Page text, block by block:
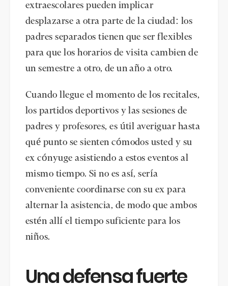
extraescolares pueden implicar
desplazarse a otra parte de la ciudad: los
padres separados tienen que ser flexibles
para que los horarios de visita cambien de
un semestre a otro, de un año a otro.
Cuando llegue el momento de los recitales,
los partidos deportivos y las sesiones de
padres y profesores, es útil averiguar hasta
qué punto se sienten cómodos usted y su
ex cónyuge asistiendo a estos eventos al
mismo tiempo. Si no es así, sería
conveniente coordinarse con su ex para
alternar la asistencia, de modo que ambos
estén allí el tiempo suficiente para los
niños.
Una defensa fuerte